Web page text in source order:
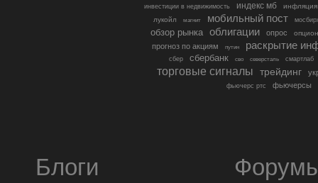
инвестиции в недвижимость индекс мб
инфляция
лукойл
магнит мобильный пост
обзор рынка облигации опрос
прогноз по акциям путин раскрытие
сбер сбербанк сво северсталь смартлаб
торговые сигналы трейдинг
фьючерс ртс фьючерсы
Блоги